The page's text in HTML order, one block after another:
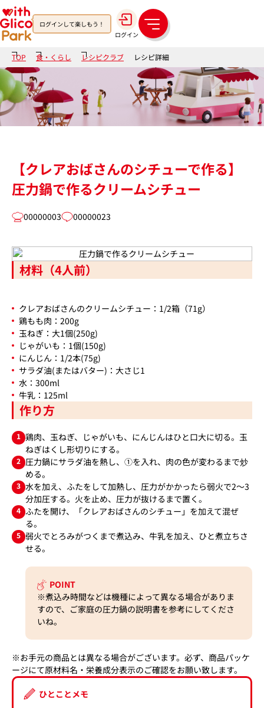
ログインして楽しもう！
ログイン
メ
ニ
ュ
ー
TOP 食・くらし レシピクラブ レシピ詳細
【クレアおばさんのシチューで作る】
圧力鍋で作るクリームシチュー
00000003 00000023
材料（4人前）
クレアおばさんのクリームシチュー：1/2箱（71g）
鶏もも肉：200g
玉ねぎ：大1個(250g)
じゃがいも：1個(150g)
にんじん：1/2本(75g)
サラダ油(またはバター)：大さじ1
水：300ml
牛乳：125ml
作り方
1 鶏肉、玉ねぎ、じゃがいも、にんじんはひと口大に切る。玉
ねぎはくし形切りにする。
2 圧力鍋にサラダ油を熱し、①を入れ、肉の色が変わるまで炒
める。
3 水を加え、ふたをして加熱し、圧力がかかったら弱火で2～3
分加圧する。火を止め、圧力が抜けるまで置く。
4 ふたを開け、「クレアおばさんのシチュー」を加えて混ぜ
る。
5 弱火でとろみがつくまで煮込み、牛乳を加え、ひと煮立ちさ
せる。
POINT
※煮込み時間などは機種によって異なる場合がありま
すので、ご家庭の圧力鍋の説明書を参考にしてくださ
いね。
※お手元の商品とは異なる場合がございます。必ず、商品パッケ
ージにて原材料名・栄養成分表示のご確認をお願い致します。
ひとことメモ